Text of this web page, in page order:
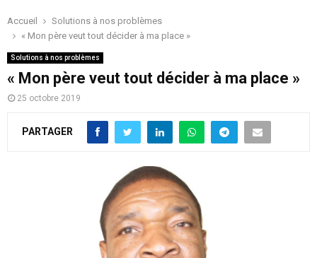
Accueil
Solutions à nos problèmes
« Mon père veut tout décider à ma place »
Solutions à nos problèmes
« Mon père veut tout décider à ma place »
25 octobre 2019
PARTAGER